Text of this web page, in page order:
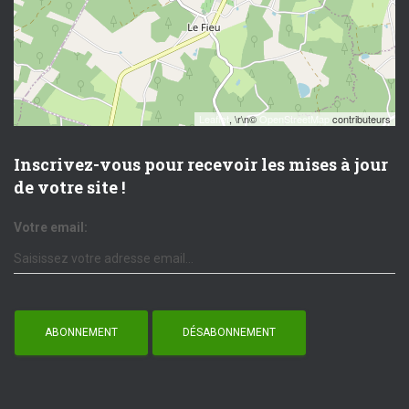
Leaflet, \r\n©OpenStreetMap contributeurs
Inscrivez-vous pour recevoir les mises à jour
de votre site !
Votre email: